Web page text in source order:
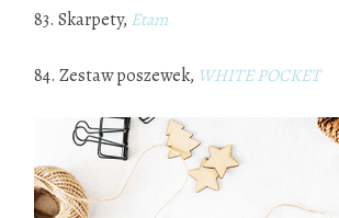
83. Skarpety, Etam
84. Zestaw poszewek, WHITE POCKET